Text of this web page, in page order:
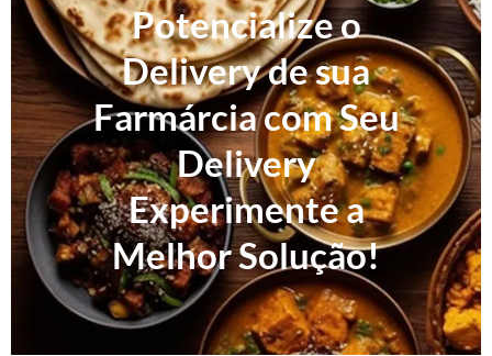
Potencialize o
Delivery de sua
Farmárcia com Seu
Delivery
Experimente a
Melhor Solução!